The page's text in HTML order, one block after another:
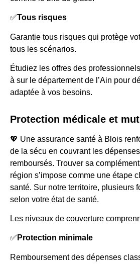
✅Tous risques
Garantie tous risques qui protège
tous les scénarios.
Étudiez les offres des
à sur le département de l’Ain pour
adaptée à vos besoins.
Protection médicale et
💖 Une assurance santé à Blois
de la sécu en couvrant les
remboursés. Trouver sa
région s’impose comme une étape
santé. Sur notre territoire, plusieurs
selon votre état de santé.
Les niveaux de couverture
✅ Protection minimale
Remboursement des dépenses